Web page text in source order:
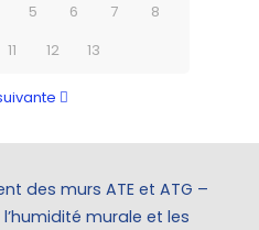
5 6 7
8
11 12 13
des murs ATE et ATG –
murale et les